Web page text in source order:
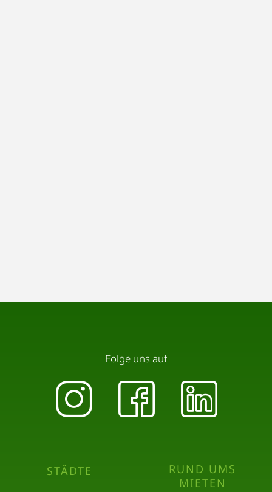
STÄDTE
RUND UMS
MIETEN
Folge uns auf